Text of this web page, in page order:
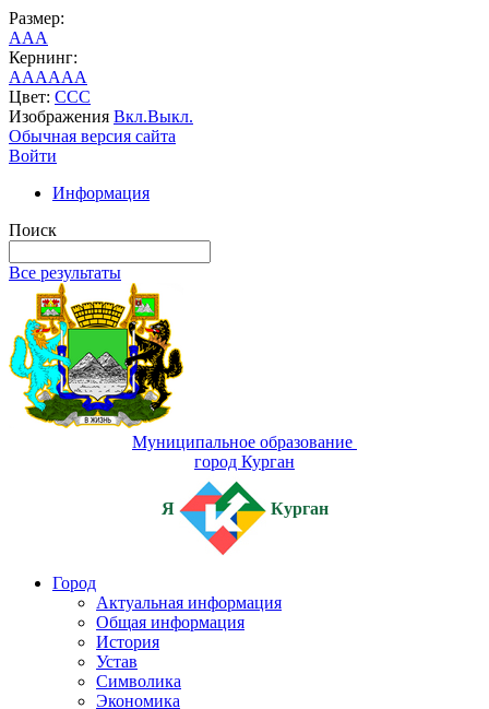
Размер:
AAA
Кернинг:
AAAAAA
Цвет: CCC
Изображения Вкл.Выкл.
Обычная версия сайта
Войти
Информация
Поиск
Все результаты
Муниципальное образование
город Курган
Я Курган
Город
Актуальная информация
Общая информация
История
Устав
Символика
Экономика